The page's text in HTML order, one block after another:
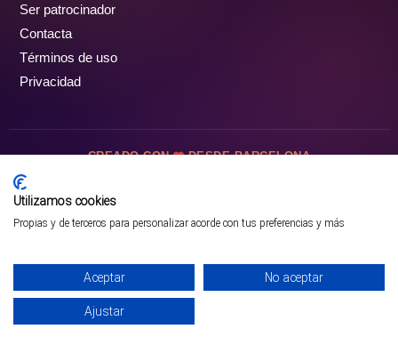
¡PÁSALO!
Ser patrocinador
Contacta
Términos de uso
Privacidad
CREADO CON DESDE BARCELONA
Utilizamos cookies
Propias y de terceros para personalizar acorde con tus preferencias y más
Aceptar No aceptar
Ajustar